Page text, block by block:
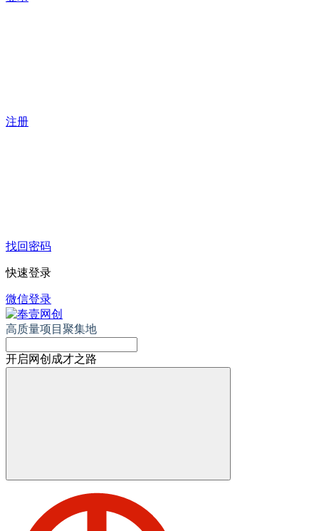
注册
找回密码
快速登录
微信登录
高质量项目聚集地
开启网创成才之路